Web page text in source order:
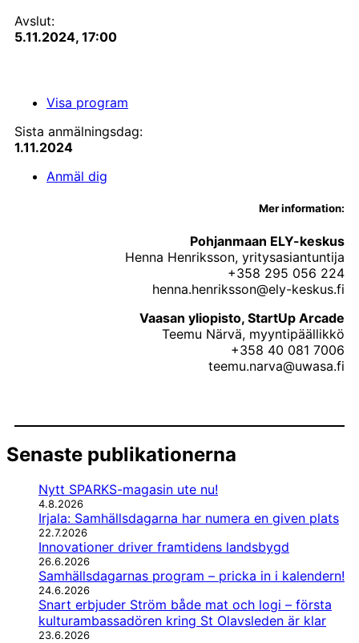
Avslut:
5.11.2024, 17:00
Visa program
Sista anmälningsdag:
1.11.2024
Anmäl dig
Mer information:
Pohjanmaan ELY-keskus
Henna Henriksson, yritysasiantuntija
+358 295 056 224
henna.henriksson@ely-keskus.fi
Vaasan yliopisto, StartUp Arcade
Teemu Närvä, myyntipäällikkö
+358 40 081 7006
teemu.narva@uwasa.fi
Senaste publikationerna
Nytt SPARKS-magasin ute nu!
4.8.2026
Irjala: Samhällsdagarna har numera en given plats
22.7.2026
Innovationer driver framtidens landsbygd
26.6.2026
Samhällsdagarnas program – pricka in i kalendern!
24.6.2026
Snart erbjuder Ström både mat och logi – första
kulturambassadören kring St Olavsleden är klar
23.6.2026